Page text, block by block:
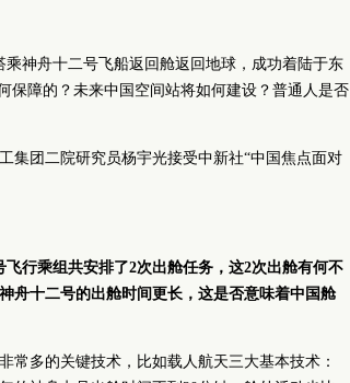
神舟十二号飞船返回舱返回地球，成功着陆于东
保障的？未来中国空间站将如何建设？普通人是否
集团二院研究员杨宇光接受中新社“中国焦点面对
行乘组共安排了2次出舱任务，这2次出舱有何不
舟十二号的出舱时间更长，这是否意味着中国舱
常多的关键技术，比如载人航天三大基本技术：